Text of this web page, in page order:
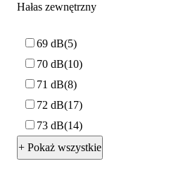
Hałas zewnętrzny
69 dB 5
70 dB 10
71 dB 8
72 dB 17
73 dB 14
+ Pokaż wszystkie